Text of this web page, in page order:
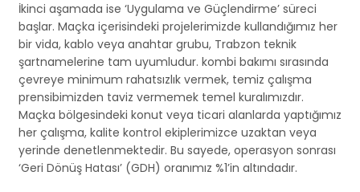
İkinci aşamada ise ‘Uygulama ve Güçlendirme’ süreci
başlar. Maçka içerisindeki projelerimizde kullandığımız her
bir vida, kablo veya anahtar grubu, Trabzon teknik
şartnamelerine tam uyumludur. kombi bakımı sırasında
çevreye minimum rahatsızlık vermek, temiz çalışma
prensibimizden taviz vermemek temel kuralımızdır.
Maçka bölgesindeki konut veya ticari alanlarda yaptığımız
her çalışma, kalite kontrol ekiplerimizce uzaktan veya
yerinde denetlenmektedir. Bu sayede, operasyon sonrası
‘Geri Dönüş Hatası’ (GDH) oranımız %1’in altındadır.